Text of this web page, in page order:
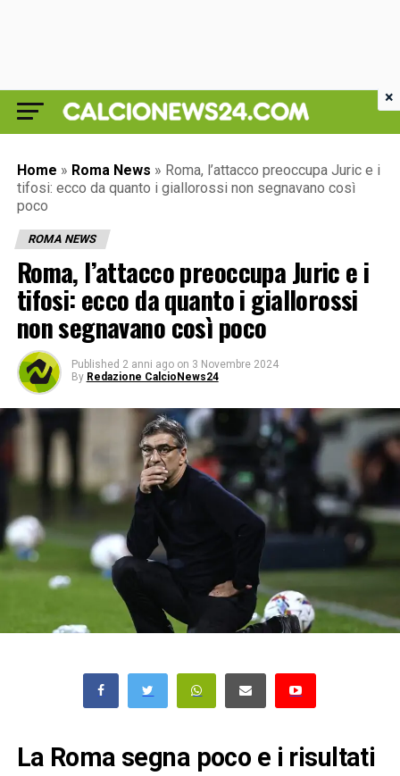
Home » Roma News » Roma, l’attacco preoccupa Juric e i
tifosi: ecco da quanto i giallorossi non segnavano così
poco
ROMA NEWS
Roma, l’attacco preoccupa Juric e i
tifosi: ecco da quanto i giallorossi
non segnavano così poco
Published 2 anni ago on 3 Novembre 2024
By Redazione CalcioNews24
La Roma segna poco e i risultati
×